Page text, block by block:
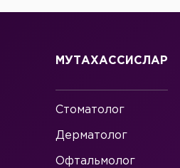
МУТАХАССИСЛАР
Стоматолог
Дерматолог
Офтальмолог